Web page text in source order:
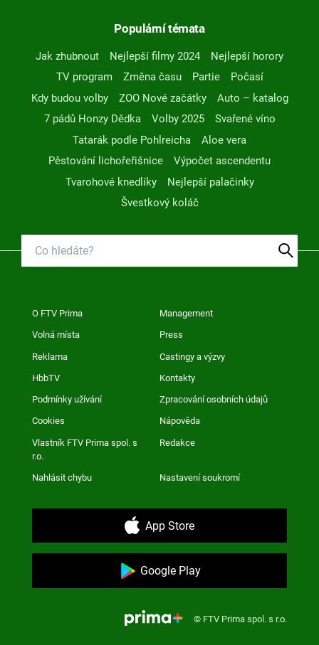
Populární témata
Jak zhubnout Nejlepší filmy 2024
Nejlepší horory
TV program
Změna času Partie
Počasí
Kdy budou volby
ZOO Nové začátky
Auto – katalog
7 pádů Honzy Dědka
Volby 2025
Svařené víno
Tatarák podle Pohlreicha
Aloe vera
Pěstování lichořeřišnice
Výpočet ascendentu
Tvarohové knedlíky
Nejlepší palačinky
Švestkový koláč
O FTV Prima Management
Volná místa Press
Reklama Castingy a výzvy
HbbTV Kontakty
Podmínky užívání Zpracování osobních údajů
Cookies Nápověda
Vlastník FTV Prima spol. s
r.o.
Redakce
Nahlásit chybu Nastavení soukromí
App Store
Google Play
© FTV Prima spol. s r.o.